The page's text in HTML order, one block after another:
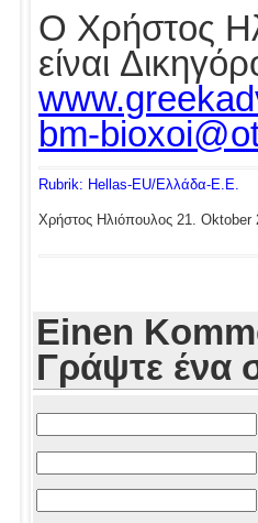
Ο Χρήστος
είναι
bm-
Rubrik: Hellas-EU/Ελλάδα-Ε.Ε.
Χρήστος Ηλιόπουλος 21. Oktober
Einen
Γράψτε ένα